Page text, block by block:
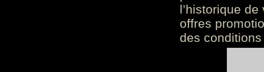
l’historique
offres
des